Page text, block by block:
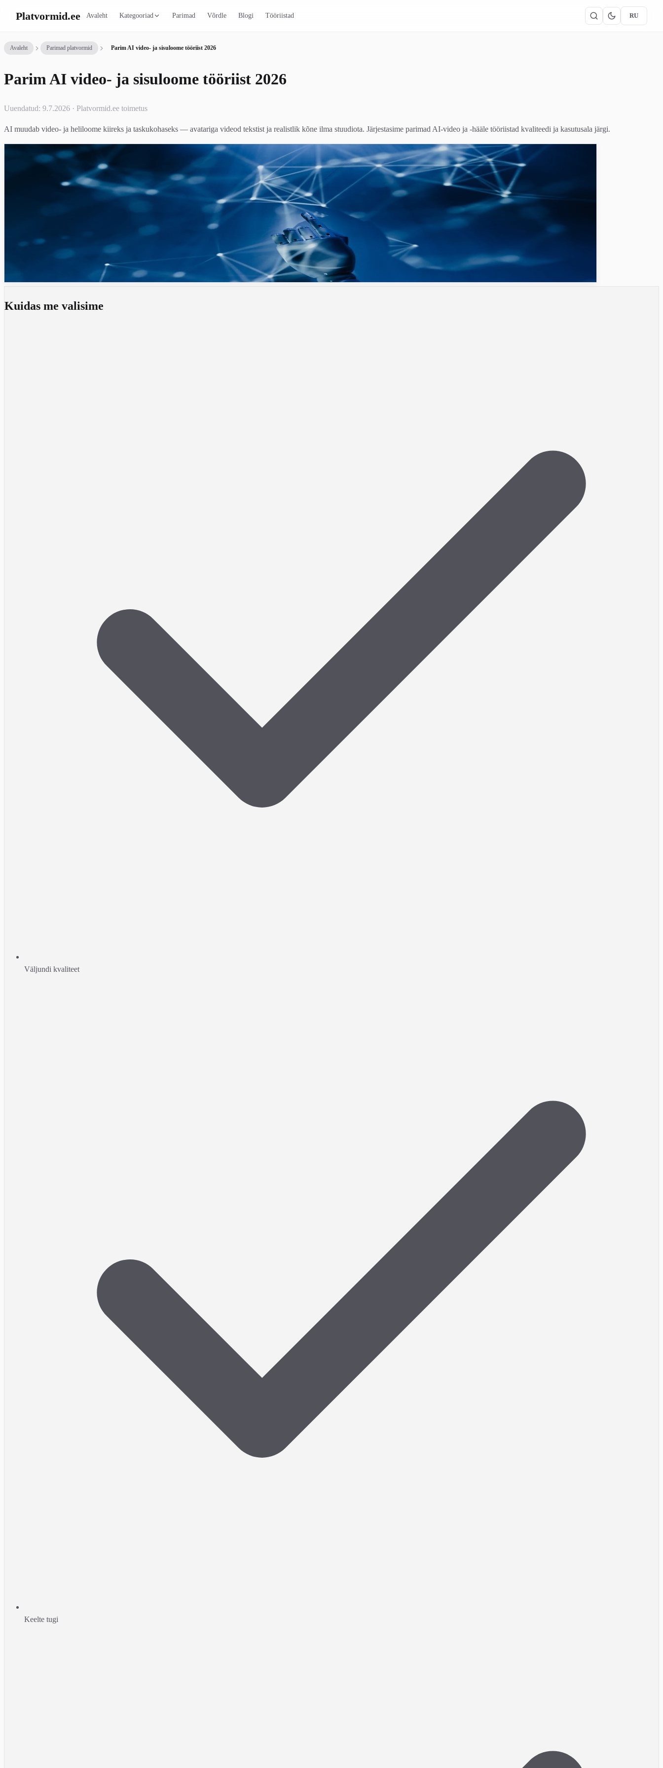
Platvormid.ee Avaleht Kategooriad Parimad Võrdle Blogi Tööriistad RU
Avaleht Parimad platvormid Parim AI video- ja sisuloome tööriist 2026
Parim AI video- ja sisuloome tööriist 2026
Uuendatud: 9.7.2026 · Platvormid.ee toimetus
AI muudab video- ja heliloome kiireks ja taskukohaseks — avatariga videod tekstist ja realistlik kõne ilma stuudiota. Järjestasime parimad AI-video ja -hääle tööriistad kvaliteedi ja kasutusala järgi.
Kuidas me valisime
Väljundi kvaliteet
Keelte tugi